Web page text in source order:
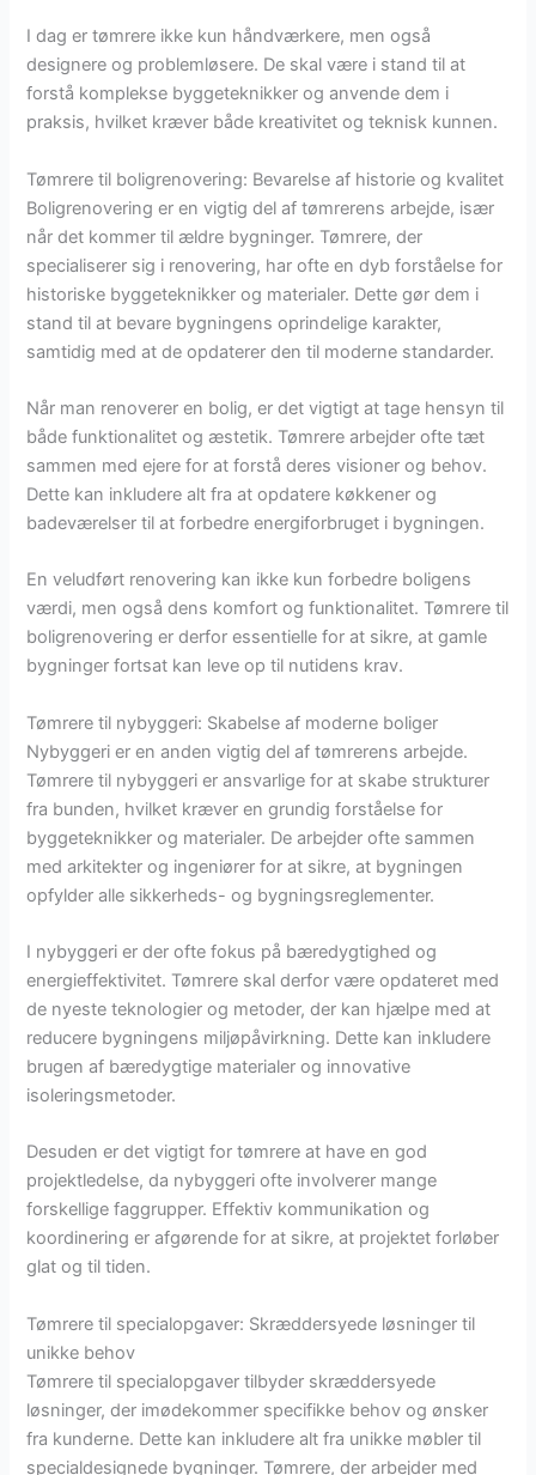
I dag er tømrere ikke kun håndværkere, men også
designere og problemløsere. De skal være i stand til at
forstå komplekse byggeteknikker og anvende dem i
praksis, hvilket kræver både kreativitet og teknisk kunnen.
Tømrere til boligrenovering: Bevarelse af historie og kvalitet
Boligrenovering er en vigtig del af tømrerens arbejde, især
når det kommer til ældre bygninger. Tømrere, der
specialiserer sig i renovering, har ofte en dyb forståelse for
historiske byggeteknikker og materialer. Dette gør dem i
stand til at bevare bygningens oprindelige karakter,
samtidig med at de opdaterer den til moderne standarder.
Når man renoverer en bolig, er det vigtigt at tage hensyn til
både funktionalitet og æstetik. Tømrere arbejder ofte tæt
sammen med ejere for at forstå deres visioner og behov.
Dette kan inkludere alt fra at opdatere køkkener og
badeværelser til at forbedre energiforbruget i bygningen.
En veludført renovering kan ikke kun forbedre boligens
værdi, men også dens komfort og funktionalitet. Tømrere til
boligrenovering er derfor essentielle for at sikre, at gamle
bygninger fortsat kan leve op til nutidens krav.
Tømrere til nybyggeri: Skabelse af moderne boliger
Nybyggeri er en anden vigtig del af tømrerens arbejde.
Tømrere til nybyggeri er ansvarlige for at skabe strukturer
fra bunden, hvilket kræver en grundig forståelse for
byggeteknikker og materialer. De arbejder ofte sammen
med arkitekter og ingeniører for at sikre, at bygningen
opfylder alle sikkerheds- og bygningsreglementer.
I nybyggeri er der ofte fokus på bæredygtighed og
energieffektivitet. Tømrere skal derfor være opdateret med
de nyeste teknologier og metoder, der kan hjælpe med at
reducere bygningens miljøpåvirkning. Dette kan inkludere
brugen af bæredygtige materialer og innovative
isoleringsmetoder.
Desuden er det vigtigt for tømrere at have en god
projektledelse, da nybyggeri ofte involverer mange
forskellige faggrupper. Effektiv kommunikation og
koordinering er afgørende for at sikre, at projektet forløber
glat og til tiden.
Tømrere til specialopgaver: Skræddersyede løsninger til
unikke behov
Tømrere til specialopgaver tilbyder skræddersyede
løsninger, der imødekommer specifikke behov og ønsker
fra kunderne. Dette kan inkludere alt fra unikke møbler til
specialdesignede bygninger. Tømrere, der arbejder med